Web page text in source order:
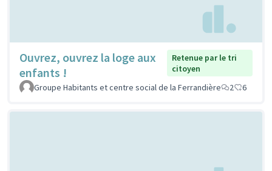
Ouvrez, ouvrez la loge aux
enfants !
Retenue par le tri
citoyen
Groupe Habitants et centre social de la Ferrandière
2 6